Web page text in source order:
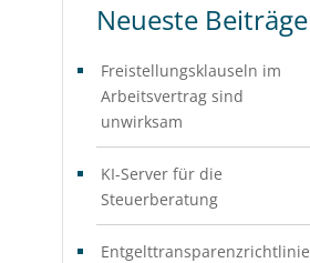
Neueste Beiträge
Freistellungsklauseln im
Arbeitsvertrag sind
unwirksam
KI-Server für die
Steuerberatung
Entgelttransparenzrichtlinie